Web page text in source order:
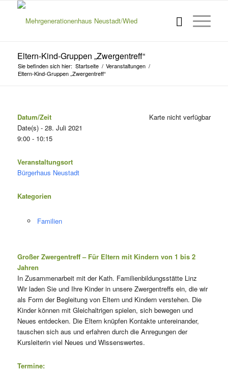
Eltern-Kind-Gruppen „Zwergentreff“
Sie befinden sich hier: Startseite / Veranstaltungen /
Eltern-Kind-Gruppen „Zwergentreff“
Karte nicht verfügbar
Datum/Zeit
Date(s) - 28. Juli 2021
9:00 - 10:15
Veranstaltungsort
Bürgerhaus Neustadt
Kategorien
Familien
Großer Zwergentreff – Für Eltern mit Kindern von 1 bis 2
Jahren
In Zusammenarbeit mit der Kath. Familienbildungsstätte Linz
Wir laden Sie und Ihre Kinder in unsere Zwergentreffs ein, die wir
als Form der Begleitung von Eltern und Kindern verstehen. Die
Kinder können mit Gleichaltrigen spielen, sich bewegen und
Neues entdecken. Die Eltern knüpfen Kontakte untereinander,
tauschen sich aus und erfahren durch die Anregungen der
Kursleiterin viel Neues und Wissenswertes.
Termine: